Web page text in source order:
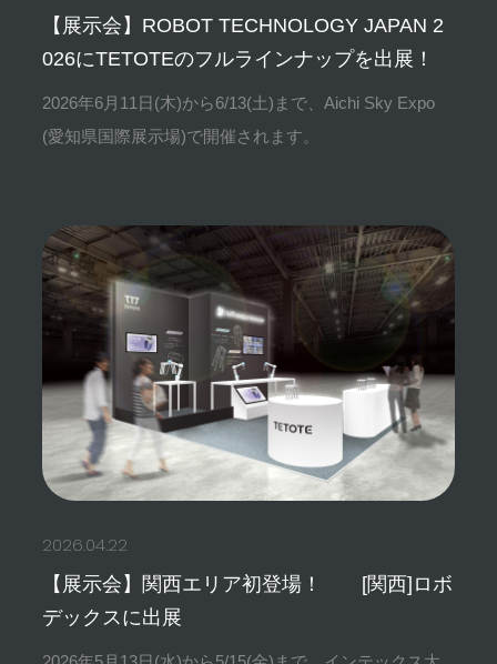
【展示会】ROBOT TECHNOLOGY JAPAN 2
026にTETOTEのフルラインナップを出展！
2026年6月11日(木)から6/13(土)まで、Aichi Sky Expo
(愛知県国際展示場)で開催されます。
2026.04.22
【展示会】関西エリア初登場！ [関西]ロボ
デックスに出展